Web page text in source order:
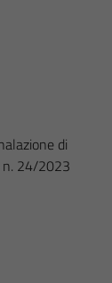
di
n. 24/2023